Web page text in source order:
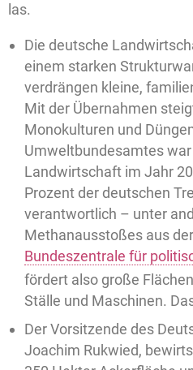
las.
Die deutsche
einem starken
verdrängen kleine,
Mit der Übernahmen
Monokulturen und
Umweltbundesamtes
Landwirtschaft im Jahr
Prozent der deutschen
verantwortlich – unter
Methanausstoßes aus
Bundeszentrale für
fördert also große
Ställe und Maschinen.
Der Vorsitzende des
Joachim Rukwied,